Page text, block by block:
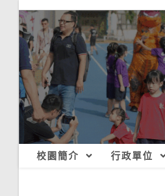
校園簡介 行政單位